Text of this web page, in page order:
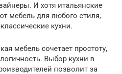
И хотя итальянские
мебель для любого стиля,
кухни.
мебель сочетает простоту,
Выбор кухни в
позволит за